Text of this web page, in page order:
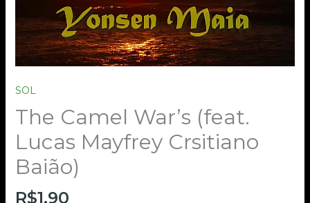
SOL
The Camel War’s (feat.
Lucas Mayfrey Crsitiano
Baião)
R$1,90